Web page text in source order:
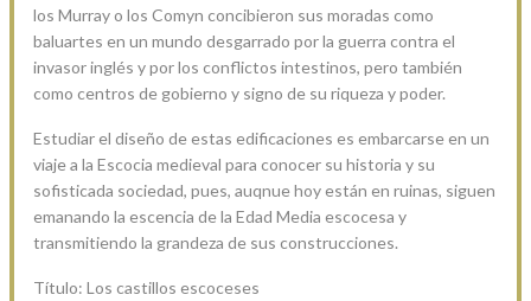
los Murray o los Comyn concibieron sus moradas como
baluartes en un mundo desgarrado por la guerra contra el
invasor inglés y por los conflictos intestinos, pero también
como centros de gobierno y signo de su riqueza y poder.
Estudiar el diseño de estas edificaciones es embarcarse en un
viaje a la Escocia medieval para conocer su historia y su
sofisticada sociedad, pues, auqnue hoy están en ruinas, siguen
emanando la escencia de la Edad Media escocesa y
transmitiendo la grandeza de sus construcciones.
Título: Los castillos escoceses